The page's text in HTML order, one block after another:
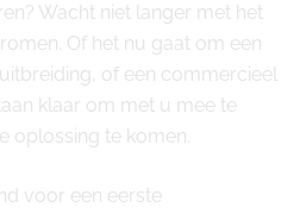
Wacht niet langer met het
Of het nu gaat om een
of een commercieel
klaar om met u mee te
oplossing te komen.
voor een eerste